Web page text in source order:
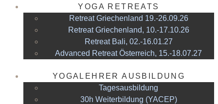
YOGA RETREATS
Retreat Griechenland 19.-26.09.26
Retreat Griechenland, 10.-17.10.26
Retreat Bali, 02.-16.01.27
Advanced Retreat Österreich, 15.-18.07.27
YOGALEHRER AUSBILDUNG
Tagesausbildung
30h Weiterbildung (YACEP)